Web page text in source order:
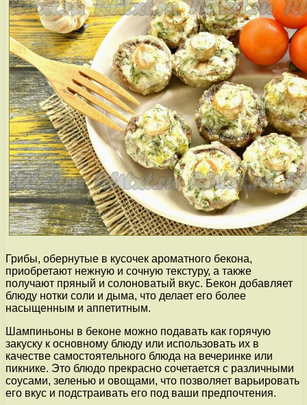
Грибы, обернутые в кусочек ароматного бекона,
приобретают нежную и сочную текстуру, а также
получают пряный и солоноватый вкус. Бекон добавляет
блюду нотки соли и дыма, что делает его более
насыщенным и аппетитным.
Шампиньоны в беконе можно подавать как горячую
закуску к основному блюду или использовать их в
качестве самостоятельного блюда на вечеринке или
пикнике. Это блюдо прекрасно сочетается с различными
соусами, зеленью и овощами, что позволяет варьировать
его вкус и подстраивать его под ваши предпочтения.